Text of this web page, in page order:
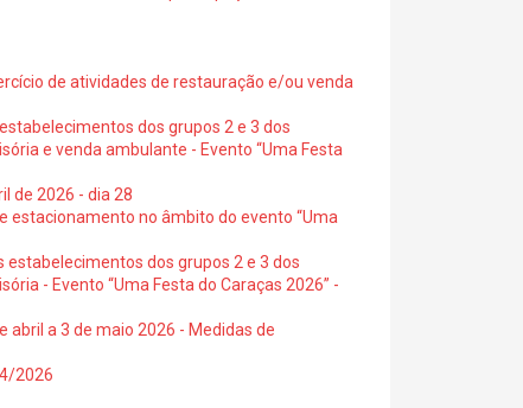
de atividades de restauração e/ou venda
dos grupos 2 e 3 dos
e venda ambulante - Evento “Uma Festa
de 2026 - dia 28
estacionamento no âmbito do evento “Uma
estabelecimentos dos grupos 2 e 3 dos
- Evento “Uma Festa do Caraças 2026” -
abril a 3 de maio 2026 - Medidas de
2026